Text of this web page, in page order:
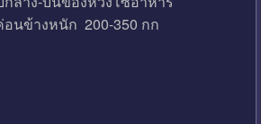
นข้างหนัก 200-350 กก